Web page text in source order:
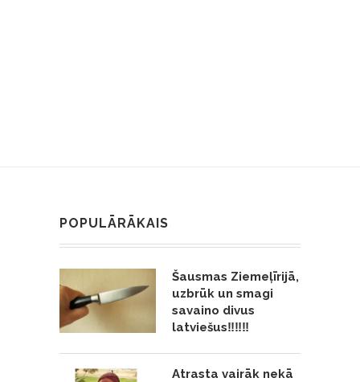
POPULĀRĀKAIS
Šausmas Ziemeļīrijā,
uzbrūk un smagi
savaino divus
latviešus‼️‼️‼️
Atrasta vairāk nekā